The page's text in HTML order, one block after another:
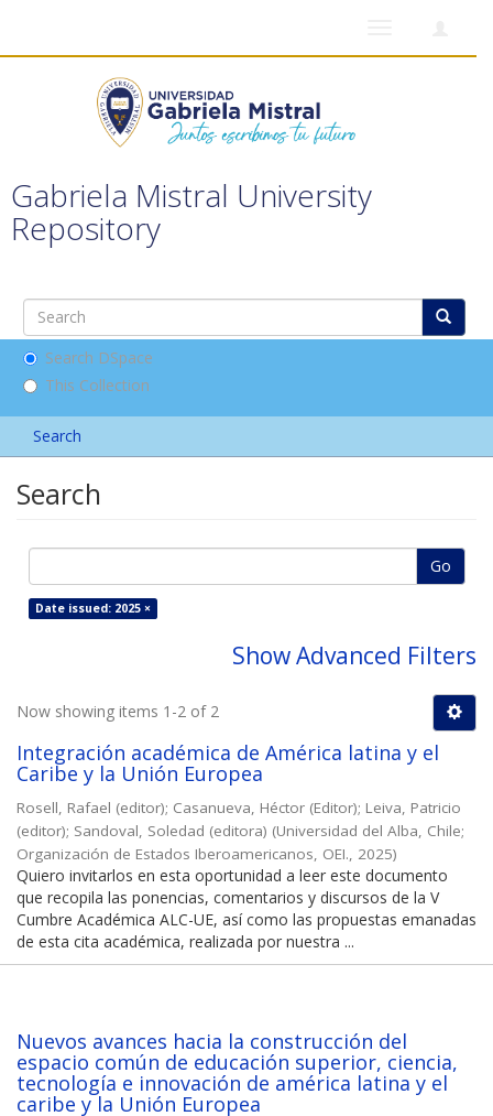
Gabriela Mistral University
Repository
Search DSpace
This Collection
Search
Search
Go
Date issued: 2025 ×
Show Advanced Filters
Now showing items 1-2 of 2
Integración académica de América latina y el
Caribe y la Unión Europea
Rosell, Rafael (editor); Casanueva, Héctor (Editor); Leiva, Patricio
(editor); Sandoval, Soledad (editora) (Universidad del Alba, Chile;
Organización de Estados Iberoamericanos, OEI., 2025)
Quiero invitarlos en esta oportunidad a leer este documento
que recopila las ponencias, comentarios y discursos de la V
Cumbre Académica ALC-UE, así como las propuestas emanadas
de esta cita académica, realizada por nuestra ...
Nuevos avances hacia la construcción del
espacio común de educación superior, ciencia,
tecnología e innovación de américa latina y el
caribe y la Unión Europea